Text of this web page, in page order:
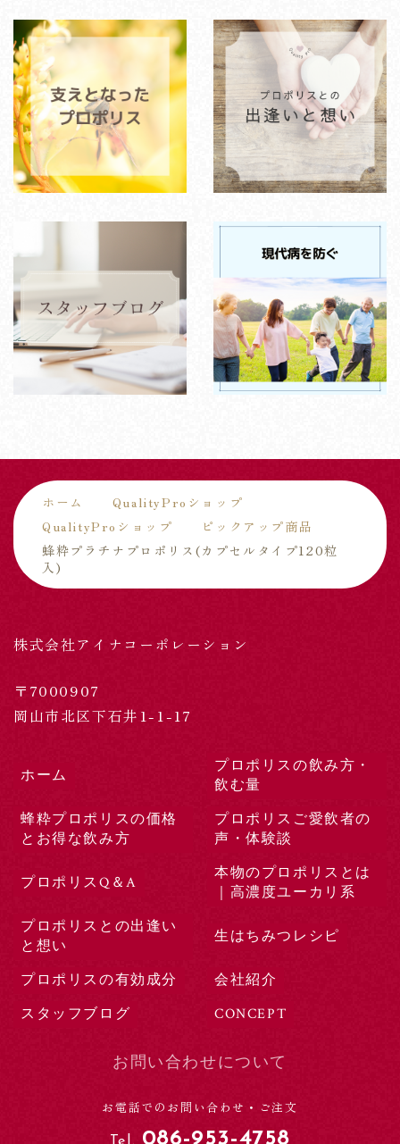
ホーム
QualityProショップ
QualityProショップ
ピックアップ商品
蜂粋プラチナプロポリス(カプセルタイプ120粒
入)
株式会社アイナコーポレーション
〒7000907
岡山市北区下石井1-1-17
ホーム
プロポリスの飲み方・
飲む量
蜂粋プロポリスの価格
とお得な飲み方
プロポリスご愛飲者の
声・体験談
プロポリスQ＆A
本物のプロポリスとは
｜高濃度ユーカリ系
プロポリスとの出逢い
と想い
生はちみつレシピ
プロポリスの有効成分
会社紹介
スタッフブログ
CONCEPT
お問い合わせについて
お電話でのお問い合わせ・ご注文
086-953-4758